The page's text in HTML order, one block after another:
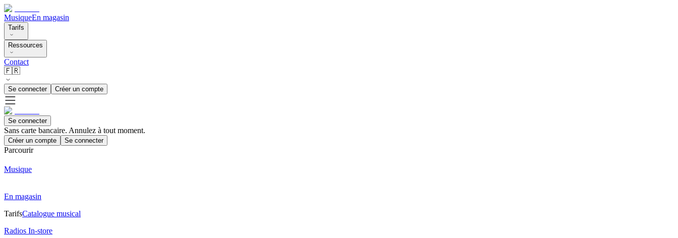
MusiqueEn magasin
Tarifs
Ressources
Contact
🇫🇷
Se connecter Créer un compte
Se connecter
Sans carte bancaire. Annulez à tout moment.
Créer un compte Se connecter
Parcourir
Musique
En magasin
TarifsCatalogue musical
Radios In-store